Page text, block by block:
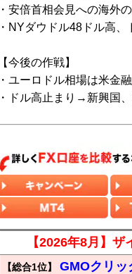
・安倍首相会見への海外
・NYダウドル48ドル高、
【今後の作戦】
・ユーロドル相場は米金
・ドル高止まり→新興国
【2026年8月】
【総合1位】 GMOクリッ